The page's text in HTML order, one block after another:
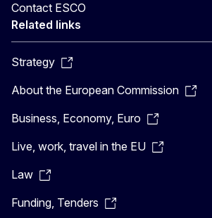
Contact ESCO
Related links
Strategy
About the European Commission
Business, Economy, Euro
Live, work, travel in the EU
Law
Funding, Tenders